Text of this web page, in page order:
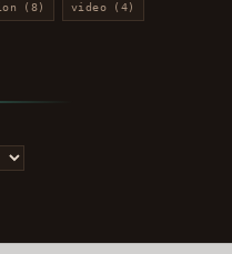
(8) video (4)